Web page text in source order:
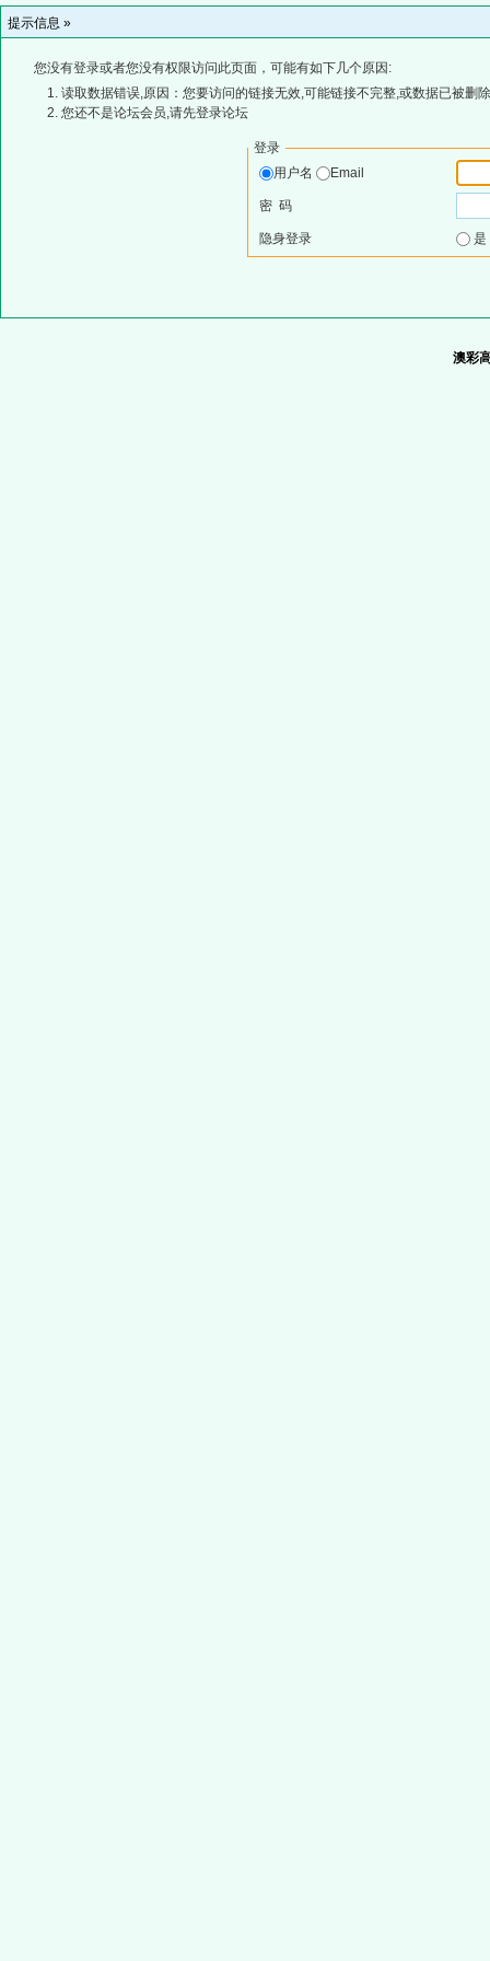
提示信息 »
您没有登录或者您没有权限访问此页面，可能有如下几个原因:
读取数据错误,原因：您要访问的链接无效,可能链接不完整,或数据已被删
您还不是论坛会员,请先登录论坛
登录
用户名
Email
密 码
隐身登录
澳彩